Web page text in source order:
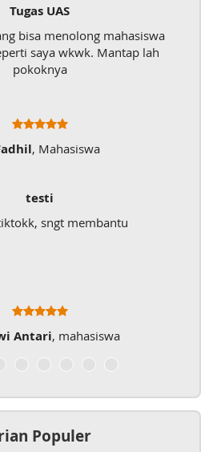
Tugas UAS
bisa menolong mahasiswa
saya wkwk. Mantap lah
pokoknya
, Mahasiswa
testi
sngt membantu
Antari, mahasiswa
Populer